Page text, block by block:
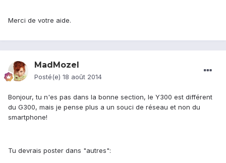
Merci de votre aide.
MadMozel
Posté(e) 18 août 2014
Bonjour, tu n'es pas dans la bonne section, le Y300 est différent
du G300, mais je pense plus a un souci de réseau et non du
smartphone!
Tu devrais poster dans "autres":